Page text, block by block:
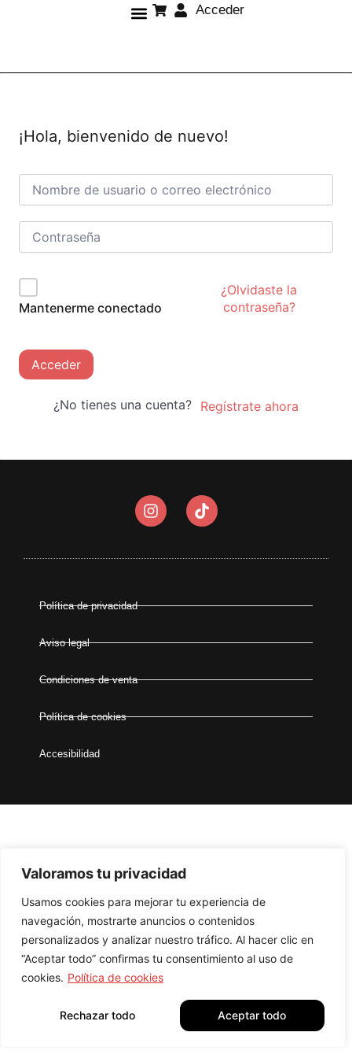
Valoramos tu privacidad
Usamos cookies para mejorar tu experiencia de
navegación, mostrarte anuncios o contenidos
personalizados y analizar nuestro tráfico. Al hacer clic en
“Aceptar todo” confirmas tu consentimiento al uso de
cookies. Política de cookies
Rechazar todo Aceptar todo
Acceder
¡Hola, bienvenido de nuevo!
Mantenerme conectado
¿Olvidaste la
contraseña?
Acceder
¿No tienes una cuenta? Regístrate ahora
Política de privacidad
Aviso legal
Condiciones de venta
Política de cookies
Accesibilidad
Financiado por la Unión Europea – NextGenerationEU
Todos los derechos reservados –
Juan Pardo